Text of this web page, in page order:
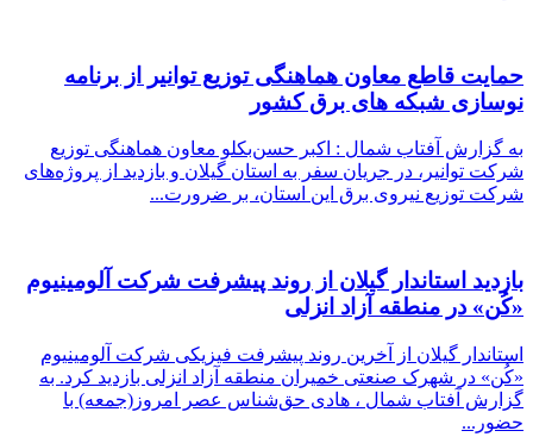
حمایت قاطع معاون هماهنگی توزیع توانیر از برنامه
نوسازی شبكه های برق كشور
به گزارش آفتاب شمال : اکبر حسن‌بکلو معاون هماهنگی توزیع
شرکت توانیر، در جریان سفر به استان گیلان و بازدید از پروژه‌های
شرکت توزیع نیروی برق این استان، بر ضرورت...
بازدید استاندار گیلان از روند پیشرفت شرکت آلومینیوم
«کُن» در منطقه آزاد انزلی
استاندار گیلان از آخرین روند پیشرفت فیزیکی شرکت آلومینیوم
«کُن» در شهرک صنعتی خمیران منطقه آزاد انزلی بازدید کرد. به
گزارش آفتاب شمال ، هادی حق‌شناس عصر امروز(جمعه) با
حضور...